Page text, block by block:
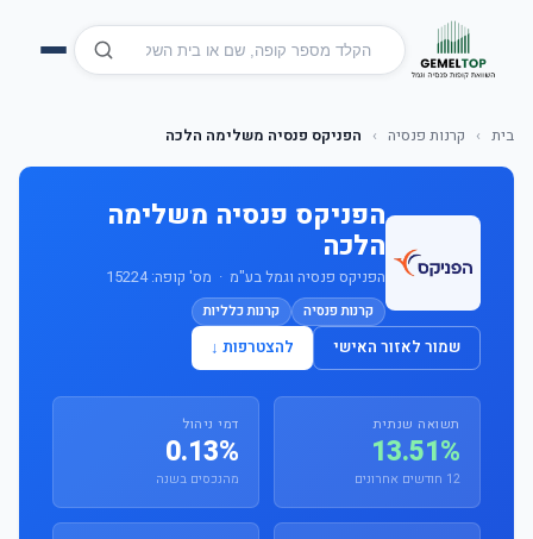
בית › קרנות פנסיה › הפניקס פנסיה משלימה הלכה
הפניקס פנסיה משלימה
הלכה
הפניקס פנסיה וגמל בע"מ · מס' קופה: 15224
קרנות פנסיה קרנות כלליות
שמור לאזור האישי להצטרפות ↓
תשואה שנתית
13.51%
12 חודשים אחרונים
דמי ניהול
0.13%
מהנכסים בשנה